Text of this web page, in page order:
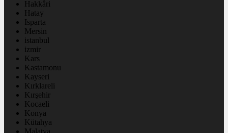
Hakkâri
Hatay
Isparta
Mersin
istanbul
izmir
Kars
Kastamonu
Kayseri
Kırklareli
Kırşehir
Kocaeli
Konya
Kütahya
Malatya